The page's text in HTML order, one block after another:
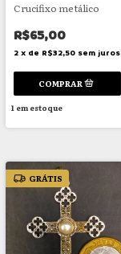
Crucifixo metálico
R$65,00
2 x de R$32,50 sem juros
1em estoque
GRÁTIS